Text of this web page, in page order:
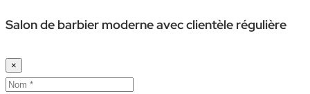
Salon de barbier moderne avec clientèle régulière
×